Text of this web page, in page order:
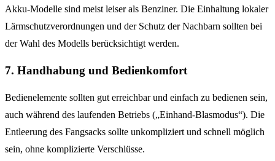
Akku-Modelle sind meist leiser als Benziner. Die Einhaltung lokaler
Lärmschutzverordnungen und der Schutz der Nachbarn sollten bei
der Wahl des Modells berücksichtigt werden.
7. Handhabung und Bedienkomfort
Bedienelemente sollten gut erreichbar und einfach zu bedienen sein,
auch während des laufenden Betriebs („Einhand-Blasmodus“). Die
Entleerung des Fangsacks sollte unkompliziert und schnell möglich
sein, ohne komplizierte Verschlüsse.